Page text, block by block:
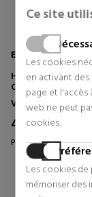
Ce site
Les cookies
en activant
page et l'accès
web ne peut
cookies.
Les cookies
mémoriser
EUCERIN
HYALURON
CRÈME
Visage
42,50 €
Prix d'origine 46,20 €
0 revues